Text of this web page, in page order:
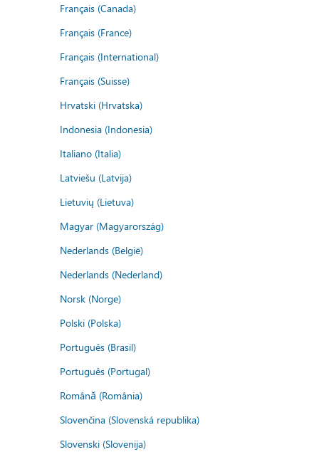
Français (Canada)
Français (France)
Français (International)
Français (Suisse)
Hrvatski (Hrvatska)
Indonesia (Indonesia)
Italiano (Italia)
Latviešu (Latvija)
Lietuvių (Lietuva)
Magyar (Magyarország)
Nederlands (België)
Nederlands (Nederland)
Norsk (Norge)
Polski (Polska)
Português (Brasil)
Português (Portugal)
Română (România)
Slovenčina (Slovenská republika)
Slovenski (Slovenija)